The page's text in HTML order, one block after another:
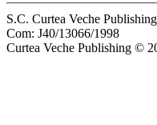
S.C. Curtea Veche
Com: J40/13066/1998
Curtea Veche Publishing ©